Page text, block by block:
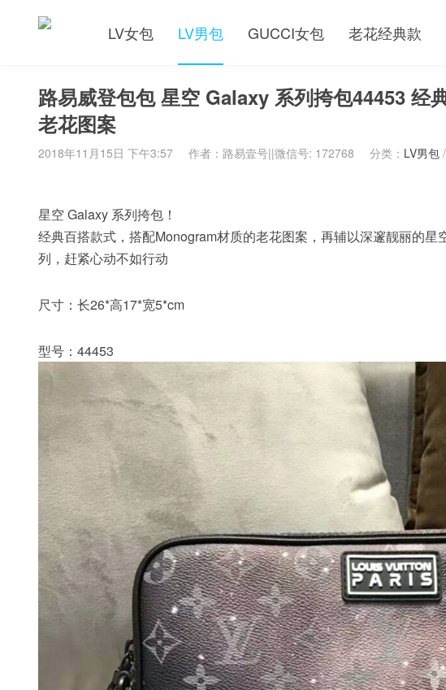
LV女包 LV男包 GUCCI女包 老花经典款
路易威登包包 星空 Galaxy 系列挎包44453 经
老花图案
2018年11月15日 下午3:57 作者：路易壹号||微信号: 172768 分类： LV男包 /
星空 Galaxy 系列挎包！
经典百搭款式，搭配Monogram材质的老花图案，再辅以深邃靓丽的
列，赶紧心动不如行动
尺寸：长26*高17*宽5*cm
型号：44453